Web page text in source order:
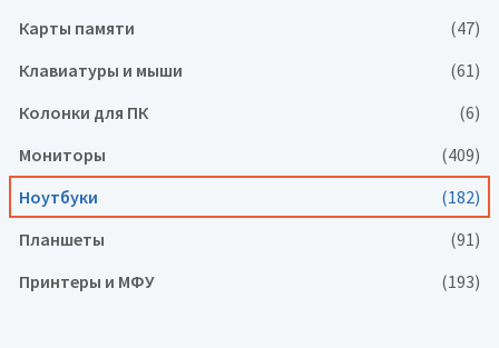
Карты памяти
(47)
Клавиатуры и мыши
(61)
Колонки для ПК
(6)
Мониторы
(409)
Ноутбуки
(182)
Планшеты
(91)
Принтеры и МФУ
(193)